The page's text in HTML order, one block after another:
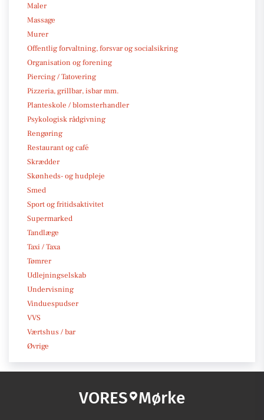
Maler
Massage
Murer
Offentlig forvaltning, forsvar og socialsikring
Organisation og forening
Piercing / Tatovering
Pizzeria, grillbar, isbar mm.
Planteskole / blomsterhandler
Psykologisk rådgivning
Rengøring
Restaurant og café
Skrædder
Skønheds- og hudpleje
Smed
Sport og fritidsaktivitet
Supermarked
Tandlæge
Taxi / Taxa
Tømrer
Udlejningselskab
Undervisning
Vinduespudser
VVS
Værtshus / bar
Øvrige
VORES Mørke